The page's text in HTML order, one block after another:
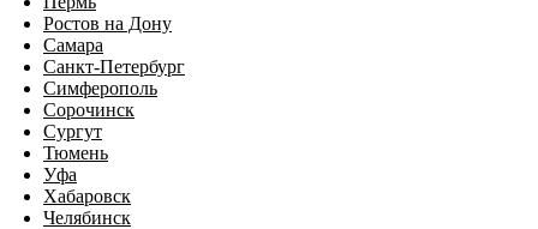
Ростов на Дону
Самара
Санкт-Петербург
Симферополь
Сорочинск
Сургут
Тюмень
Уфа
Хабаровск
Челябинск